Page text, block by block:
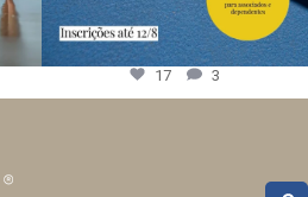
17 3